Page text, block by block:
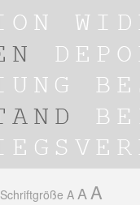
Schriftgröße A A A